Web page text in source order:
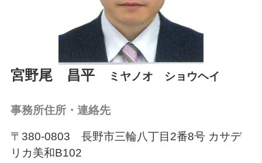
宮野尾 昌平 ミヤノオ ショウヘイ
事務所住所・連絡先
〒380-0803 長野市三輪八丁目2番8号 カサデ
リカ美和B102